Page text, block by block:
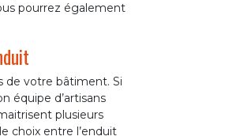
pourrez également
de votre bâtiment. Si
équipe d’artisans
plusieurs
choix entre l’enduit